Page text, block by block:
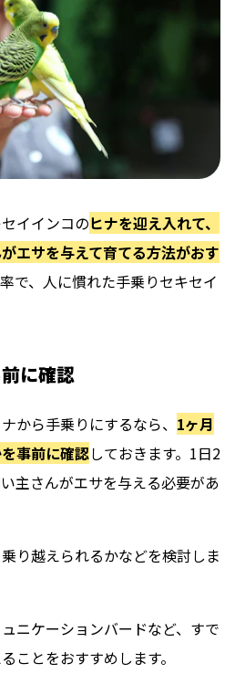
イインコのヒナを迎え入れて、
エサを与えて育てる方法がおす
で、人に慣れた手乗りセキセイ
に確認
から手乗りにするなら、 1ヶ月
事前に確認しておきます。1日2
主さんがエサを与える必要があ
り越えられるかなどを検討しま
ニケーションバードなど、すで
ことをおすすめします。